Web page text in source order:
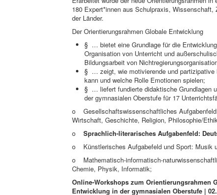
180 Expert*innen aus Schulpraxis,
der Länder.
Der Orientierungsrahmen Globale Entwicklung
§ … bietet eine Grundlage für die
Organisation von Unterricht und
Bildungsarbeit von
§ … zeigt, wie motivierende und partizipative
kann und welche Rolle Emotionen spielen;
§ … liefert fundierte didaktische Grundlagen
der gymnasialen Oberstufe für 17
o Gesellschaftswissenschaftliches
Wirtschaft, Geschichte, Religion, Philosophie/
o Sprachlich-literarisches Aufgabenfeld:
o Künstlerisches Aufgabefeld und Sport: Musik
o Mathematisch-informatisch-
Chemie, Physik, Informatik;
Online-Workshops zum Orientierungsrahmen
Entwicklung in der gymnasialen Oberstufe |